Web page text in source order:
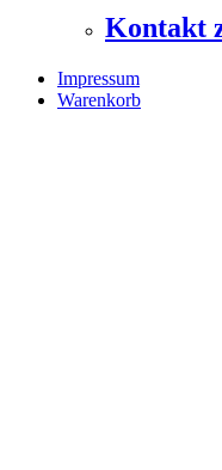
Kontakt
Impressum
Warenkorb